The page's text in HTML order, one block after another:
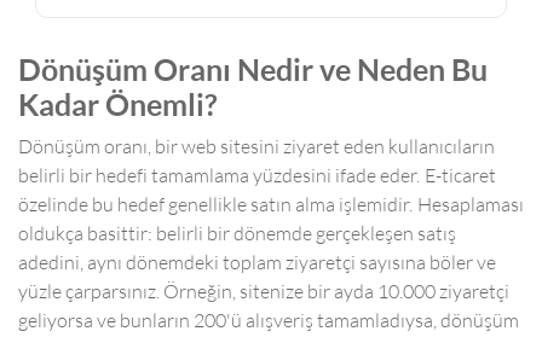
Dönüşüm Oranı Nedir ve Neden Bu
Kadar Önemli?
Dönüşüm oranı, bir web sitesini ziyaret eden kullanıcıların
belirli bir hedefi tamamlama yüzdesini ifade eder. E-ticaret
özelinde bu hedef genellikle satın alma işlemidir. Hesaplaması
oldukça basittir: belirli bir dönemde gerçekleşen satış
adedini, aynı dönemdeki toplam ziyaretçi sayısına böler ve
yüzle çarparsınız. Örneğin, sitenize bir ayda 10.000 ziyaretçi
geliyorsa ve bunların 200'ü alışveriş tamamladıysa, dönüşüm